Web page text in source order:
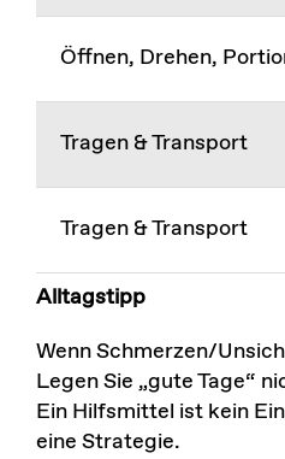
Öffnen, Drehen,
Tragen & Transport
Tragen & Transport
Alltagstipp
Wenn Schmerzen/
Legen Sie „gute Tage“
Ein Hilfsmittel ist kein
eine Strategie.